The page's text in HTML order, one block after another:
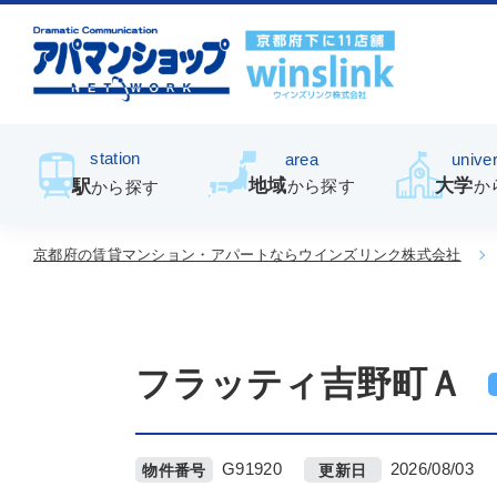
station
駅から探す
area
地域から探す 大学か
京都府の賃貸マンション・アパートならウインズリンク株式会社
フラッティ吉野町Ａ
物件番号 G91920 更新日 2026/08/03